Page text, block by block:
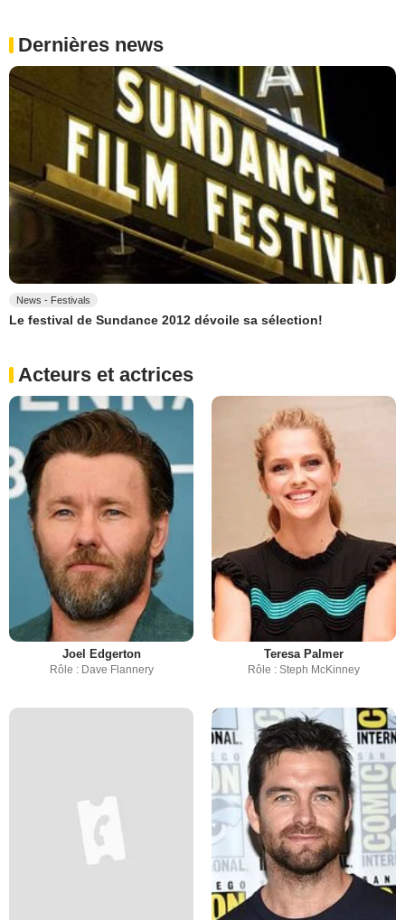
Dernières news
News - Festivals
Le festival de Sundance 2012 dévoile sa sélection!
Acteurs et actrices
Joel Edgerton
Rôle : Dave Flannery
Teresa Palmer
Rôle : Steph McKinney